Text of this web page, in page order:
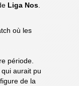
Liga Nos.
où les
période.
qui aurait pu
de la